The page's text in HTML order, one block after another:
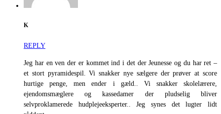
K
REPLY
Jeg har en ven der er kommet ind i det der Jeunesse og du har ret –
et stort pyramidespil. Vi snakker nye sælgere der prøver at score
hurtige penge, men ender i gæld.. Vi snakker skolelærere,
ejendomsmæglere og kassedamer der pludselig bliver
selvproklamerede hudplejeeksperter.. Jeg synes det lugter lidt